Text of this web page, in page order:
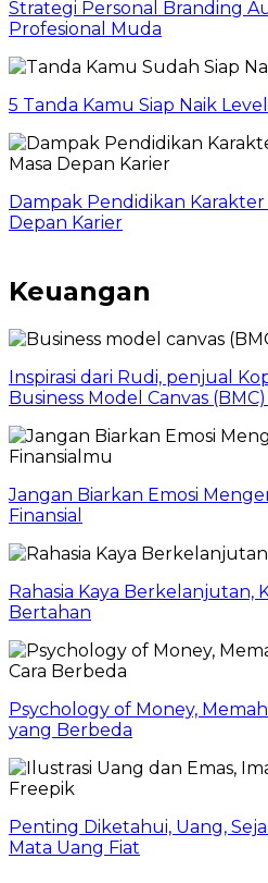
Strategi Personal Branding
Profesional Muda
5 Tanda Kamu Siap Naik
Dampak Pendidikan Karakter
Depan Karier
Keuangan
Inspirasi dari Rudi, penjual
Business Model Canvas
Jangan Biarkan Emosi
Finansial
Rahasia Kaya Berkelanjutan,
Bertahan
Psychology of Money,
yang Berbeda
Penting Diketahui, Uang,
Mata Uang Fiat